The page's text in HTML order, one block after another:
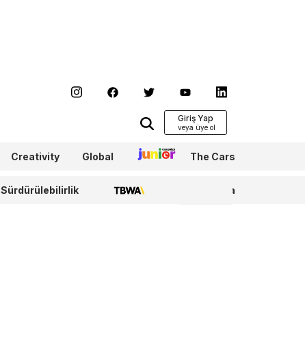
Giriş Yap
Creativity Global Junior The Cars
Sürdürülebilirlik TBWA WPP Media